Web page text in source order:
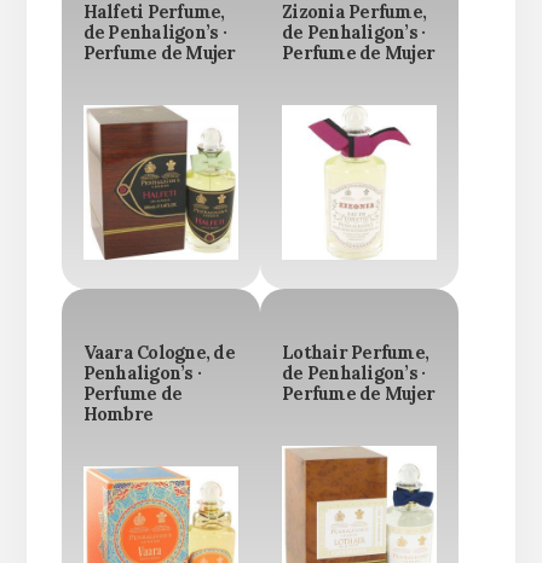
Halfeti Perfume,
de Penhaligon’s ·
Perfume de Mujer
Zizonia Perfume,
de Penhaligon’s ·
Perfume de Mujer
Vaara Cologne, de
Penhaligon’s ·
Perfume de
Hombre
Lothair Perfume,
de Penhaligon’s ·
Perfume de Mujer